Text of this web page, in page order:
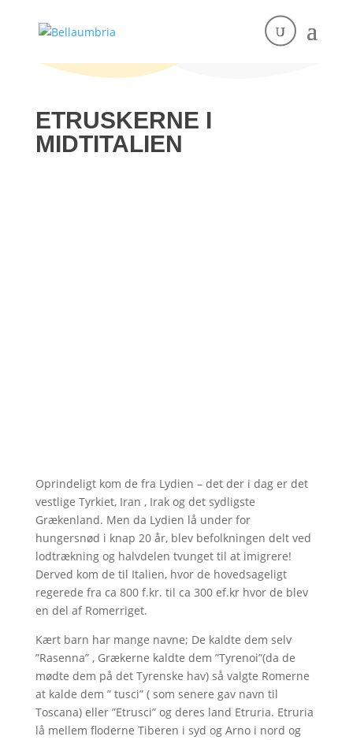
ETRUSKERNE I
MIDTITALIEN
Oprindeligt kom de fra Lydien – det der i dag er det
vestlige Tyrkiet, Iran , Irak og det sydligste
Grækenland. Men da Lydien lå under for
hungersnød i knap 20 år, blev befolkningen delt ved
lodtrækning og halvdelen tvunget til at imigrere!
Derved kom de til Italien, hvor de hovedsageligt
regerede fra ca 800 f.kr. til ca 300 ef.kr hvor de blev
en del af Romerriget.
Kært barn har mange navne; De kaldte dem selv
”Rasenna” , Grækerne kaldte dem ”Tyrenoi”(da de
mødte dem på det Tyrenske hav) så valgte Romerne
at kalde dem ” tusci” ( som senere gav navn til
Toscana) eller ”Etrusci” og deres land Etruria. Etruria
lå mellem floderne Tiberen i syd og Arno i nord og